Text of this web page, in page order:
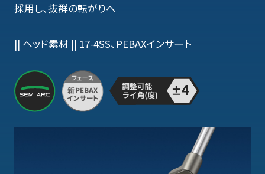
採用し、抜群の転がりへ
|| ヘッド素材 || 17-4SS、PEBAXインサート